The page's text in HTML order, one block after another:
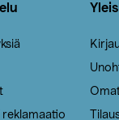
reklamaatio